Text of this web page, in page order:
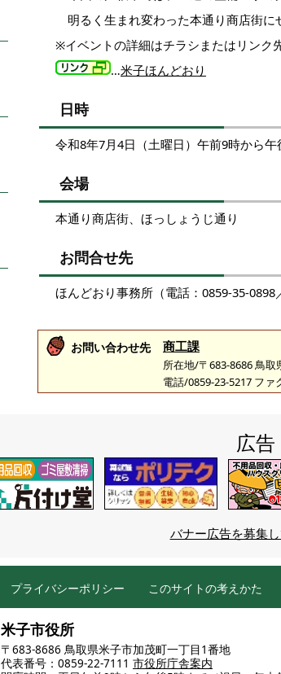
明るく生まれ変わった本通り商店街に
※イベントの詳細はチラシまたはリンク
…米子ほんどおり
日時
令和8年7月4日（土曜日）午前9時から
会場
本通り商店街、ほっしょうじ通り
お問合せ先
ほんどおり事務所（電話：0859-35-
お問い合わせ先 商工課
所在地/〒683-8686 鳥取
電話/0859-23-5217 ファ
広告
バナー広告を募集
プライバシーポリシー このサイトの考えかた
米子市役所
〒683-8686 鳥取県米子市加茂町一丁目1番地
代表番号：0859-22-7111 市役所庁舎案内